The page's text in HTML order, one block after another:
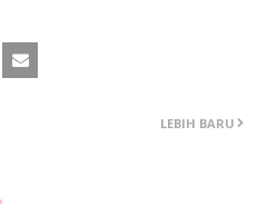
LEBIH BARU